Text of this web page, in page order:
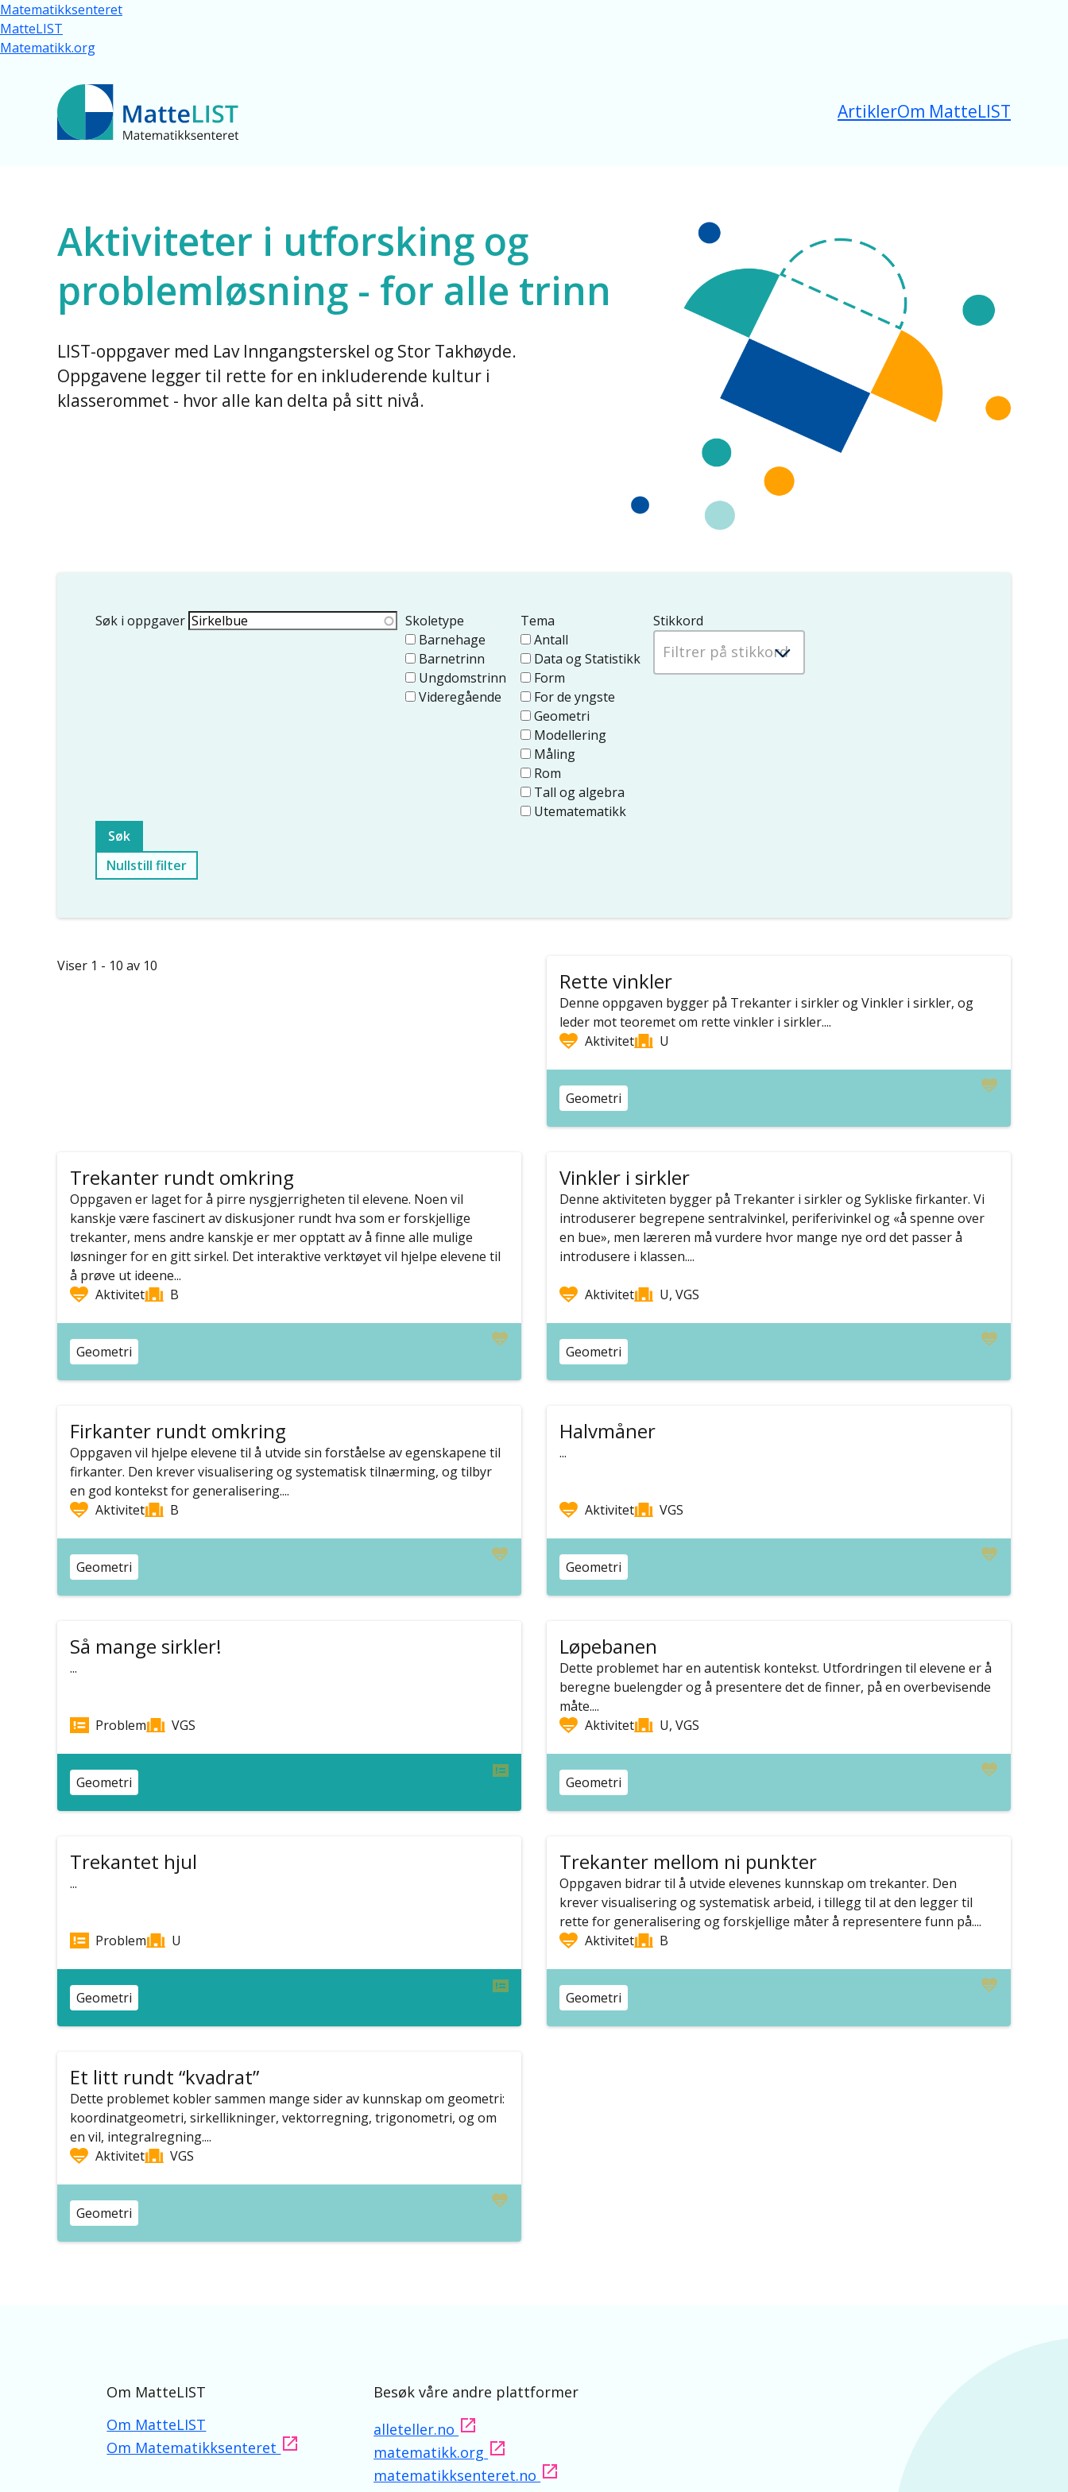
Hopp til hovedinnhold
Matematikksenteret
MatteLIST
Matematikk.org
ArtiklerOm MatteLIST
Ressurser for alle
Aktiviteter i utforsking og
problemløsning - for alle trinn
LIST-oppgaver med Lav Inngangsterskel og Stor Takhøyde.
Oppgavene legger til rette for en inkluderende kultur i
klasserommet - hvor alle kan delta på sitt nivå.
Søk i oppgaver
Skoletype
Barnehage
Barnetrinn
Ungdomstrinn
Videregående
Tema
Antall
Data og Statistikk
Form
For de yngste
Geometri
Modellering
Måling
Rom
Tall og algebra
Utematematikk
Stikkord
Nullstill filter
Viser 1 - 10 av 10
Rette vinkler
Denne oppgaven bygger på Trekanter i sirkler og Vinkler i sirkler, og
leder mot teoremet om rette vinkler i sirkler....
Aktivitet
U
Geometri
Trekanter rundt omkring
Oppgaven er laget for å pirre nysgjerrigheten til elevene. Noen vil
kanskje være fascinert av diskusjoner rundt hva som er forskjellige
trekanter, mens andre kanskje er mer opptatt av å finne alle mulige
løsninger for en gitt sirkel. Det interaktive verktøyet vil hjelpe elevene til
å prøve ut ideene...
Aktivitet
B
Geometri
Vinkler i sirkler
Denne aktiviteten bygger på Trekanter i sirkler og Sykliske firkanter. Vi
introduserer begrepene sentralvinkel, periferivinkel og «å spenne over
en bue», men læreren må vurdere hvor mange nye ord det passer å
introdusere i klassen....
Aktivitet U, VGS
Geometri
Firkanter rundt omkring
Oppgaven vil hjelpe elevene til å utvide sin forståelse av egenskapene til
firkanter. Den krever visualisering og systematisk tilnærming, og tilbyr
en god kontekst for generalisering....
Aktivitet
B
Geometri
Halvmåner
...
Aktivitet VGS
Geometri
Så mange sirkler!
...
Problem VGS
Geometri
Løpebanen
Dette problemet har en autentisk kontekst. Utfordringen til elevene er å
beregne buelengder og å presentere det de finner, på en overbevisende
måte....
Aktivitet
U, VGS
Geometri
Trekantet hjul
...
Problem U
Geometri
Trekanter mellom ni punkter
Oppgaven bidrar til å utvide elevenes kunnskap om trekanter. Den
krever visualisering og systematisk arbeid, i tillegg til at den legger til
rette for generalisering og forskjellige måter å representere funn på....
Aktivitet
B
Geometri
Et litt rundt “kvadrat”
Dette problemet kobler sammen mange sider av kunnskap om geometri:
koordinatgeometri, sirkellikninger, vektorregning, trigonometri, og om
en vil, integralregning....
Aktivitet
VGS
Geometri
Om MatteLIST
Om MatteLIST
Om Matematikksenteret
Besøk våre andre plattformer
alleteller.no
matematikk.org
matematikksenteret.no